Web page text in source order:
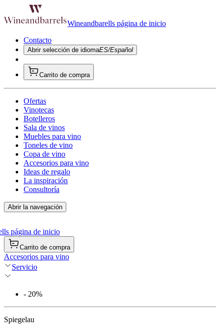
Wineandbarells página de inicio
Contacto
Abrir selección de idiomaES/Español
Carrito de compra
Ofertas
Vinotecas
Botelleros
Sala de vinos
Muebles para vino
Toneles de vino
Copa de vino
Accesorios para vino
Ideas de regalo
La inspiración
Consultoría
Abrir la navegación
página de inicio
Carrito de compra
Accesorios para vino
Servicio
- 20%
Spiegelau